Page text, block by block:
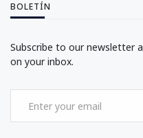
BOLETÍN
Subscribe to our newsletter
on your inbox.